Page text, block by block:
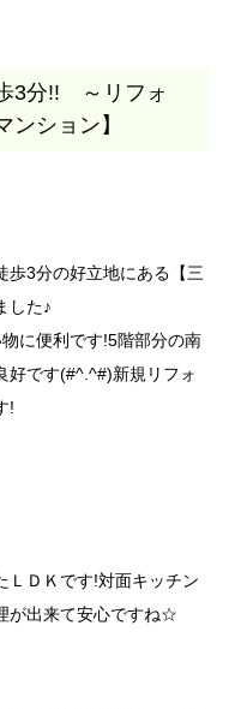
3分!! ～リフォ
ション】
歩3分の好立地にある【三
した♪
に便利です!5階部分の南
好です(#^.^#)新規リフォ
!
ＬＤＫです!対面キッチン
が出来て安心ですね☆